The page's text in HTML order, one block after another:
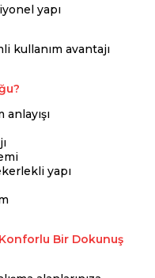
yapı
kullanım avantajı
yapı
Konforlu Bir Dokunuş